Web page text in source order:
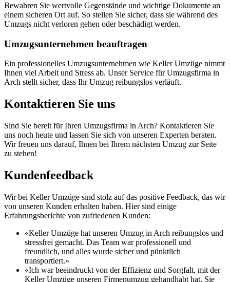
Bewahren Sie wertvolle Gegenstände und wichtige Dokumente an
einem sicheren Ort auf. So stellen Sie sicher, dass sie während des
Umzugs nicht verloren gehen oder beschädigt werden.
Umzugsunternehmen beauftragen
Ein professionelles Umzugsunternehmen wie Keller Umzüge nimmt
Ihnen viel Arbeit und Stress ab. Unser Service für Umzugsfirma in
Arch stellt sicher, dass Ihr Umzug reibungslos verläuft.
Kontaktieren Sie uns
Sind Sie bereit für Ihren Umzugsfirma in Arch? Kontaktieren Sie
uns noch heute und lassen Sie sich von unseren Experten beraten.
Wir freuen uns darauf, Ihnen bei Ihrem nächsten Umzug zur Seite
zu stehen!
Kundenfeedback
Wir bei Keller Umzüge sind stolz auf das positive Feedback, das wir
von unseren Kunden erhalten haben. Hier sind einige
Erfahrungsberichte von zufriedenen Kunden:
«Keller Umzüge hat unseren Umzug in Arch reibungslos und
stressfrei gemacht. Das Team war professionell und
freundlich, und alles wurde sicher und pünktlich
transportiert.»
«Ich war beeindruckt von der Effizienz und Sorgfalt, mit der
Keller Umzüge unseren Firmenumzug gehandhabt hat. Sie